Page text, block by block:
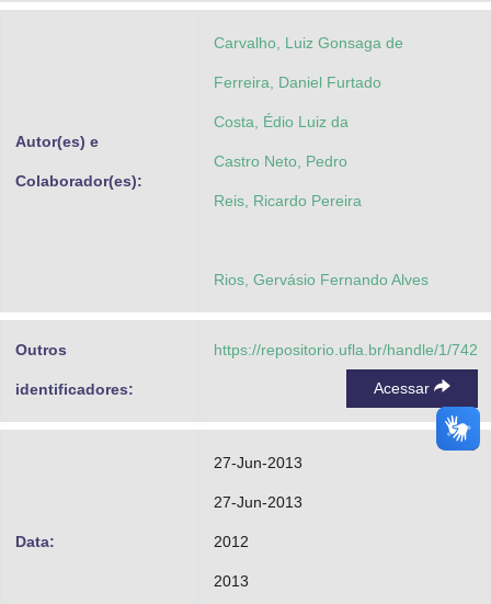
Autor(es) e
Colaborador(es):
Carvalho, Luiz Gonsaga de
Ferreira, Daniel Furtado
Costa, Édio Luiz da
Castro Neto, Pedro
Reis, Ricardo Pereira
Rios, Gervásio Fernando Alves
Outros
identificadores:
https://repositorio.ufla.br/handle/1/742
Acessar
Data:
27-Jun-2013
27-Jun-2013
2012
2013